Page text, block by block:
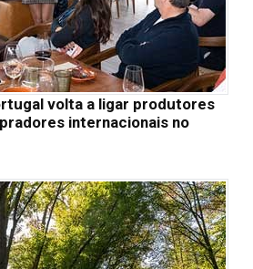
volta a ligar produtores
internacionais no